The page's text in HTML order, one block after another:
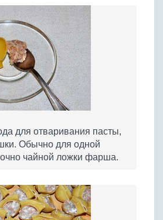
для отваривания пасты,
Обычно для одной
чайной ложки фарша.